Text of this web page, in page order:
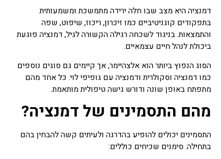
פרחי באך
כל השיטות של טיפול
שלכל מחלה קיים המקור
הנפשי וכל שינוי בו חשוב לא
פחות מהרובד הרפואי, טיפול
בפרחי באך או יותר נכון, לרוב
באך ולפעמים ניתן גם לומר
טיפות פרחי באך. השימוש
לטפל בעיקר בבעיות קשב
דמנציה היא מצב שבו חלה ירידה מתמשכת ומשמעותית
בתפקודים קוגניטיביים כמו זיכרון, ריכוז, שיפוט, שפה
והתמצאות. בניגוד לשכחה רגילה הקשורה לגיל, דמנציה פוגעת
ביכולת לנהל חיים עצמאיים.
הסוג הנפוץ ביותר הוא אלצהיימר, אך קיימים גם סוגים נוספים
כמו דמנציה וסקולרית ודמנציה עם גופיפי לוי. כל אחד מהם
מתפתח באופן שונה ודורש גישה טיפולית מותאמת.
מהם התסמינים של דמנציה?
התסמינים יכולים להופיע בהדרגה ולעיתים קשה להבחין בהם
בתחילה. סימנים שכיחים כוללים: